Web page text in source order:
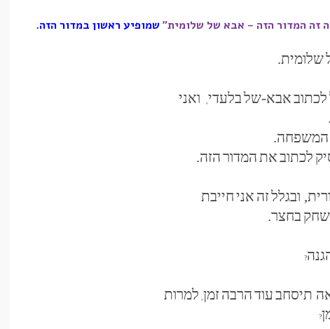
זה המדור הזה – אבא של שלומית"שמופיע ראשון במדור הזה.
שלומית.
לכתובאבא-שלבלעדי ואני
המשפחה.
לכתובאתהמדורהזה.
ובגללזה אניחייבת
בחצר.
?
תיסחבעודהרבהזמן למרות
?